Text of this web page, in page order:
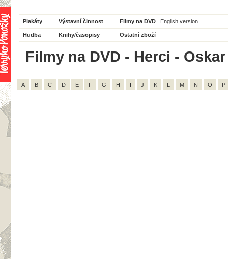
Plakáty Výstavní činnost Filmy na DVD English version
Hudba Knihy/časopisy Ostatní zboží
Filmy na DVD - Herci -
A B C D E F G H I J K L M N O P